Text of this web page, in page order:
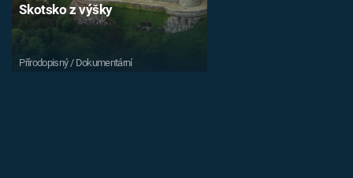
Skotsko z výšky
Přírodopisný / Dokumentární